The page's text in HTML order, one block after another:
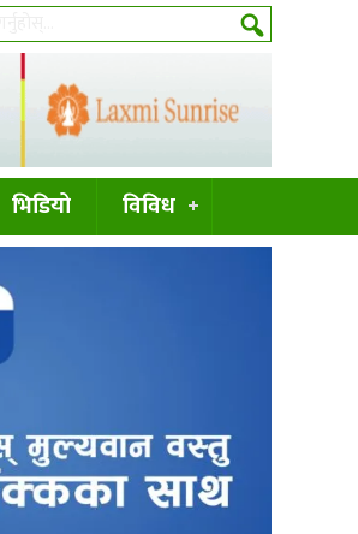
भिडियो विविध